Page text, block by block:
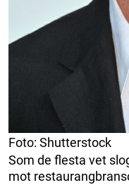
Foto: Shutterstock
Som de flesta vet
mot